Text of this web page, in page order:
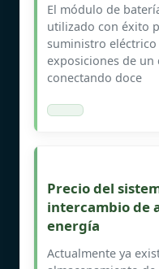
El módulo de
utilizado con éxito
suministro eléctrico
exposiciones de un
conectando doce
Precio del
intercambio de
energía
Actualmente ya